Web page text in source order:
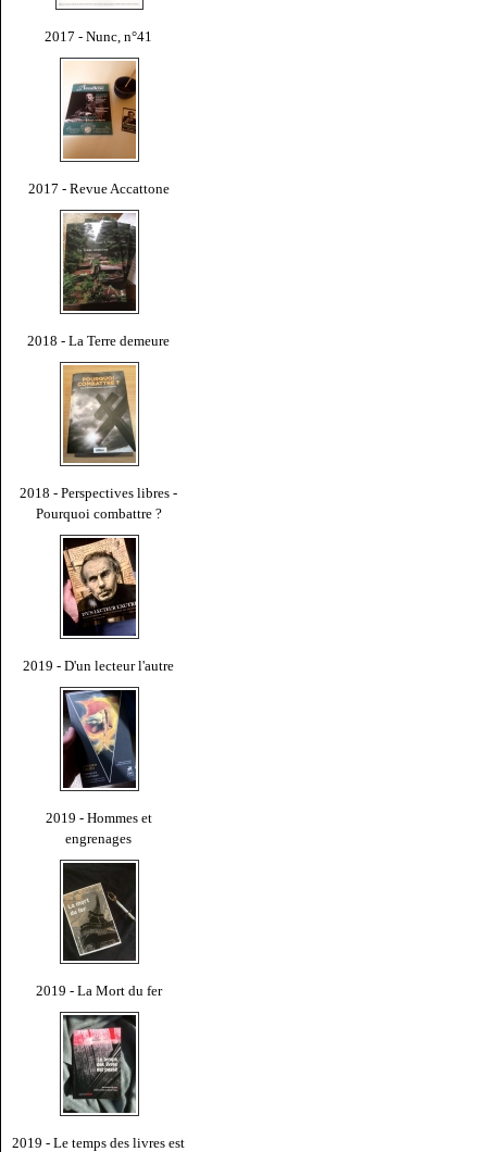
2017 - Nunc, n°41
2017 - Revue Accattone
2018 - La Terre demeure
2018 - Perspectives libres -
Pourquoi combattre ?
2019 - D'un lecteur l'autre
2019 - Hommes et
engrenages
2019 - La Mort du fer
2019 - Le temps des livres est